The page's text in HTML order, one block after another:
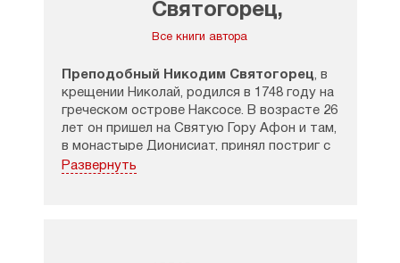
Святогорец,
преподобный
Все книги автора
Преподобный Никодим Святогорец, в
крещении Николай, родился в 1748 году на
греческом острове Наксосе. В возрасте 26
лет он пришел на Святую Гору Афон и там,
в монастыре Дионисиат, принял постриг с
именем Никодим.
Развернуть